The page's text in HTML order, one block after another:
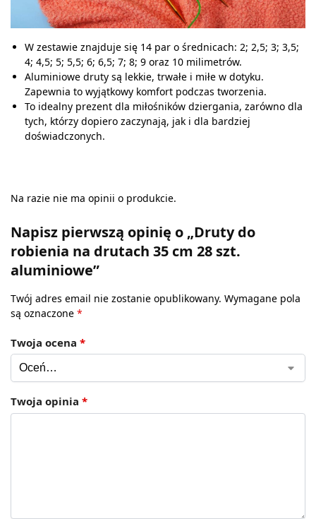
W zestawie znajduje się 14 par o średnicach: 2; 2,5; 3; 3,5;
4; 4,5; 5; 5,5; 6; 6,5; 7; 8; 9 oraz 10 milimetrów.
Aluminiowe druty są lekkie, trwałe i miłe w dotyku.
Zapewnia to wyjątkowy komfort podczas tworzenia.
To idealny prezent dla miłośników dziergania, zarówno dla
tych, którzy dopiero zaczynają, jak i dla bardziej
doświadczonych.
Na razie nie ma opinii o produkcie.
Napisz pierwszą opinię o „Druty do
robienia na drutach 35 cm 28 szt.
aluminiowe”
Twój adres email nie zostanie opublikowany. Wymagane pola
są oznaczone *
Twoja ocena *
Twoja opinia *